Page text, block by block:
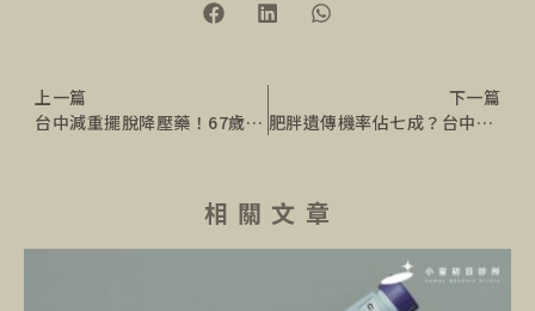
上一篇
台中減重擺脫降壓藥！67歲成功減重15.76%的自己
下一篇
肥胖遺傳機率佔七成？台中減重門診教你運用肥胖體質檢測結果瘦身！
相 關 文 章